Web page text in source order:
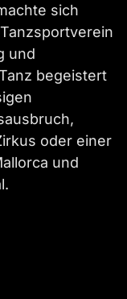
sich
und
begeistert
oder einer
und